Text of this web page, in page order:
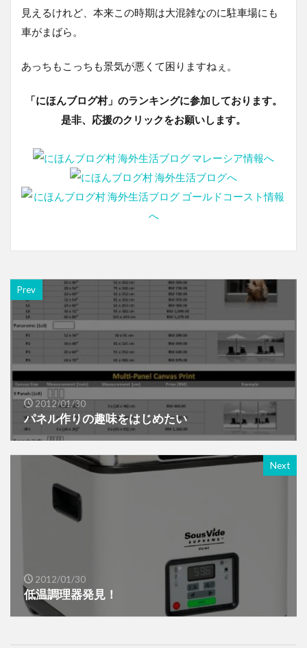
見えるけれど、本来この時期は大混雑なのに駐車場にも
車がまばら。
あっちもこっちも景気が悪くて困りますねぇ。
「にほんブログ村」のランキングに参加しております。
是非、応援のクリックをお願いします。
Prev
2012/01/30
パネル作りの趣味をはじめたい
Next
2012/01/30
低温調理器発見！